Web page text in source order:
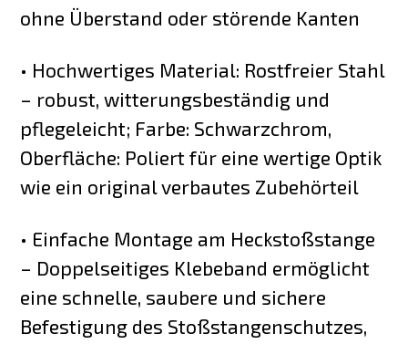
ohne Überstand oder störende Kanten
• Hochwertiges Material: Rostfreier Stahl
– robust, witterungsbeständig und
pflegeleicht; Farbe: Schwarzchrom,
Oberfläche: Poliert für eine wertige Optik
wie ein original verbautes Zubehörteil
• Einfache Montage am Heckstoßstange
– Doppelseitiges Klebeband ermöglicht
eine schnelle, saubere und sichere
Befestigung des Stoßstangenschutzes,